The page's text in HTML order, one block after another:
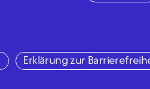
Erklärung zur